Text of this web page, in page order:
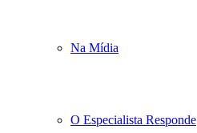
Na Mídia
O Especialista Responde